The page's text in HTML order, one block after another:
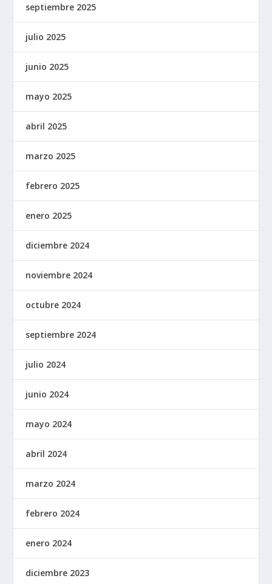
septiembre 2025
julio 2025
junio 2025
mayo 2025
abril 2025
marzo 2025
febrero 2025
enero 2025
diciembre 2024
noviembre 2024
octubre 2024
septiembre 2024
julio 2024
junio 2024
mayo 2024
abril 2024
marzo 2024
febrero 2024
enero 2024
diciembre 2023